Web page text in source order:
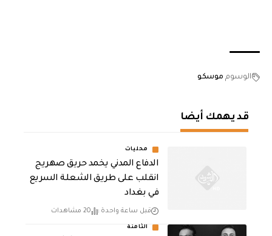
الوسوم موسكو
قد يهمك أيضا
محليات
الدفاع المدني يخمد حريق صهريج
انقلب على طريق الشعلة السريع
في بغداد
قبل ساعة واحدة 20 مشاهدات
الثامنة